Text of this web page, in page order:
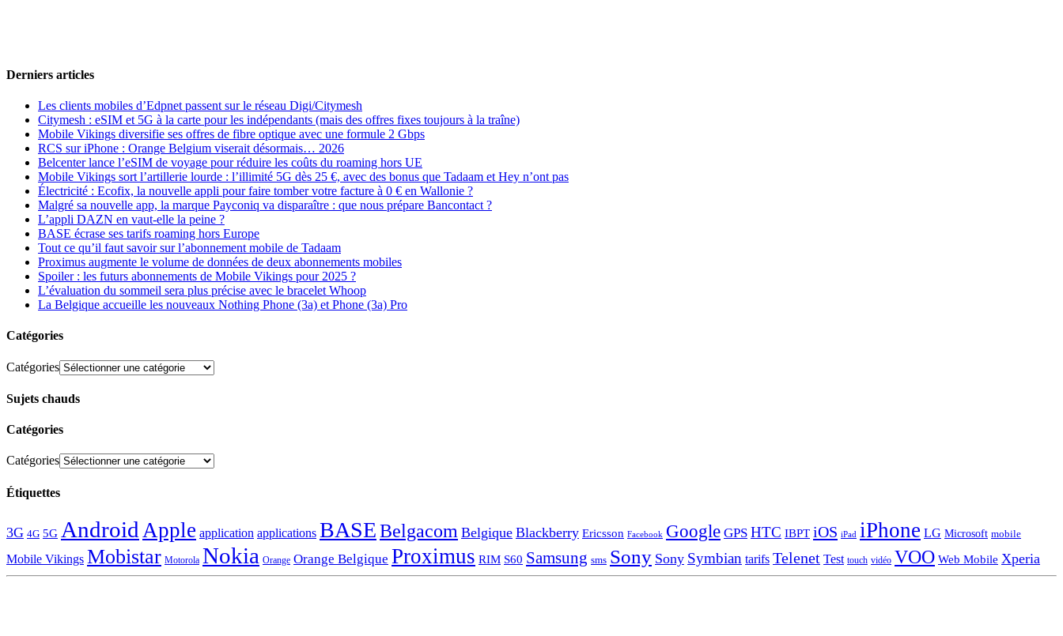
Derniers articles
Les clients mobiles d’Edpnet passent sur le réseau Digi/Citymesh
Citymesh : eSIM et 5G à la carte pour les indépendants (mais des offres fixes toujours à la traîne)
Mobile Vikings diversifie ses offres de fibre optique avec une formule 2 Gbps
RCS sur iPhone : Orange Belgium viserait désormais… 2026
Belcenter lance l’eSIM de voyage pour réduire les coûts du roaming hors UE
Mobile Vikings sort l’artillerie lourde : l’illimité 5G dès 25 €, avec des bonus que Tadaam et Hey n’ont pas
Électricité : Ecofix, la nouvelle appli pour faire tomber votre facture à 0 € en Wallonie ?
Malgré sa nouvelle app, la marque Payconiq va disparaître : que nous prépare Bancontact ?
L’appli DAZN en vaut-elle la peine ?
BASE écrase ses tarifs roaming hors Europe
Tout ce qu’il faut savoir sur l’abonnement mobile de Tadaam
Proximus augmente le volume de données de deux abonnements mobiles
Spoiler : les futurs abonnements de Mobile Vikings pour 2025 ?
L’évaluation du sommeil sera plus précise avec le bracelet Whoop
La Belgique accueille les nouveaux Nothing Phone (3a) et Phone (3a) Pro
Catégories
Catégories
Sujets chauds
Catégories
Catégories
Étiquettes
3G 4G 5G Android Apple application applications BASEBelgacom Belgique Blackberry Ericsson Facebook Google GPS HTC IBPT iOS iPad iPhone LG Microsoft mobile
Mobile Vikings Mobistar Motorola Nokia Orange Orange Belgique Proximus RIM S60 Samsung sms Sony Sony Symbian tarifs Telenet Test touch vidéo VOO Web Mobile Xperia